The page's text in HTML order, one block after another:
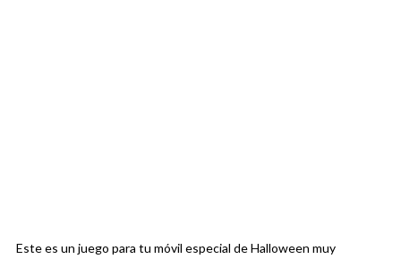
Este es un juego para tu móvil especial de Halloween muy